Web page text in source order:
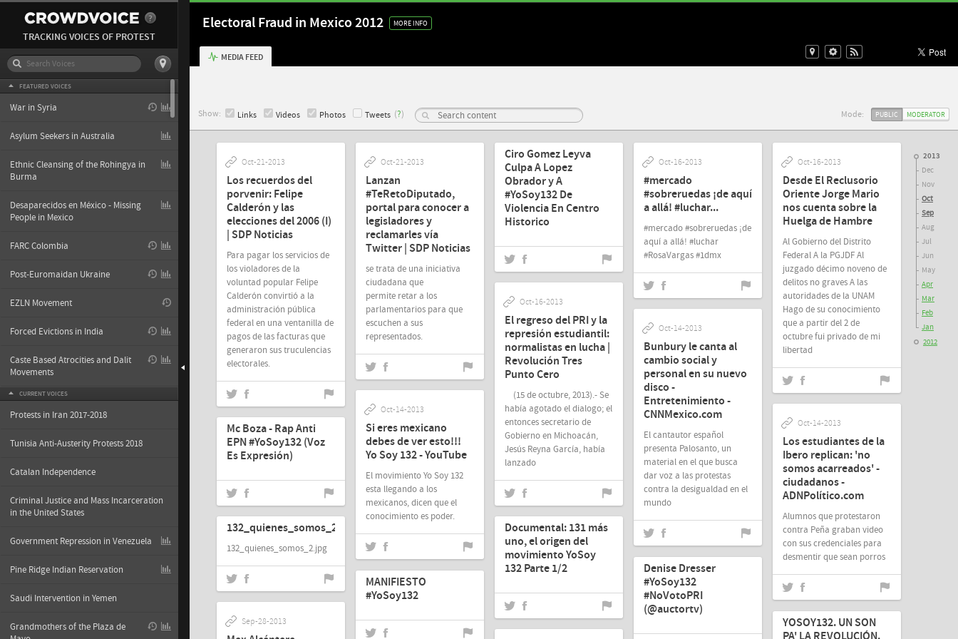
TRACKING VOICES OF PROTEST
FEATURED VOICES
War in Syria
Asylum Seekers in Australia
Ethnic Cleansing of the Rohingya in
Burma
Desaparecidos en México - Missing
People in Mexico
FARC Colombia
Post-Euromaidan Ukraine
EZLN Movement
Forced Evictions in India
Caste Based Atrocities and Dalit
Movements
CURRENT VOICES
Protests in Iran 2017-2018
Tunisia Anti-Austerity Protests 2018
Catalan Independence
Criminal Justice and Mass Incarceration
in the United States
Government Repression in Venezuela
Pine Ridge Indian Reservation
Saudi Intervention in Yemen
Grandmothers of the Plaza de
Electoral Fraud in Mexico 2012 MORE INFO
MEDIA FEED
Show: Links Videos Photos Tweets (?) Mode: PUBLIC MODERATOR
Oct-21-2013
Los recuerdos del
porvenir: Felipe
Calderón y las
elecciones del 2006 (I)
| SDP Noticias
Para pagar los servicios de
los violadores de la
voluntad popular Felipe
Calderón convirtió a la
administración pública
federal en una ventanilla de
pagos de las facturas que
generaron sus truculencias
electorales.
Oct-21-2013
Lanzan
#TeRetoDiputado,
portal para conocer a
legisladores y
reclamarles vía
Twitter | SDP Noticias
se trata de una iniciativa
ciudadana que
permite retar a los
parlamentarios para que
escuchen a sus
representados.
Oct-18-2013
Ciro Gomez Leyva
Culpa A Lopez
Obrador y A
#YoSoy132 De
Violencia En Centro
Historico
Oct-16-2013
#mercado
#sobreruedas ¡de aquí
a allá! #luchar...
#mercado #sobreruedas ¡de
aquí a allá! #luchar
#RosaVargas #1dmx
Oct-16-2013
Desde El Reclusorio
Oriente Jorge Mario
nos cuenta sobre la
Huelga de Hambre
Al Gobierno del Distrito
Federal A la PGJDF Al
juzgado décimo noveno de
delitos no graves A las
autoridades de la UNAM
Hago de su conocimiento
que a partir del 2 de
octubre fui privado de mi
libertad
Oct-16-2013
El regreso del PRI y la
represión estudiantil:
normalistas en lucha |
Revolución Tres
Punto Cero
(15 de octubre, 2013).- Se
había agotado el dialogo; el
entonces secretario de
Gobierno en Michoacán,
Jesús Reyna García, había
lanzado
Oct-14-2013
Bunbury le canta al
cambio social y
personal en su nuevo
disco -
Entretenimiento -
CNNMexico.com
El cantautor español
presenta Palosanto, un
material en el que busca
dar voz a las protestas
contra la desigualdad en el
mundo
Oct-14-2013
Si eres mexicano
debes de ver esto!!!
Yo Soy 132 - YouTube
El movimiento Yo Soy 132
esta llegando a los
mexicanos, dicen que el
conocimiento es poder.
Oct-14-2013
Los estudiantes de la
Ibero replican: 'no
somos acarreados' -
ciudadanos -
ADNPolítico.com
Alumnos que protestaron
contra Peña graban video
con sus credenciales para
desmentir que sean porros
Oct-14-2013
Mc Boza - Rap Anti
EPN #YoSoy132 (Voz
Es Expresión)
Oct-14-2013
132_quienes_somos_2.jpg
132_quienes_somos_2.jpg
Oct-13-2013
Documental: 131 más
uno, el origen del
movimiento YoSoy
132 Parte 1/2
Oct-11-2013
Denise Dresser
#YoSoy132
#NoVotoPRI
(@auctortv)
Sep-28-2013
MANIFIESTO
#YoSoy132
Sep-28-2013
Sep-28-2013
YOSOY132. UN SON
2013
Dec
Nov
Oct
Sep
Aug
Jul
Jun
May
Apr
Mar
Feb
Jan
2012